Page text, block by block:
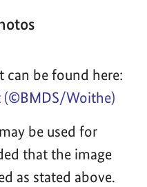
can be found here:
(©BMDS/Woithe)
be used for
that the image
as stated above.